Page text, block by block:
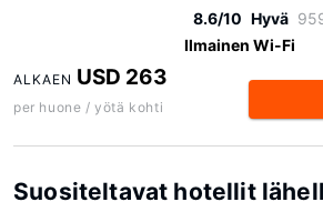
8.6/10 Hyvä
Ilmainen Wi-Fi
ALKAEN USD 263
per huone / yötä kohti
Suositeltavat hotellit